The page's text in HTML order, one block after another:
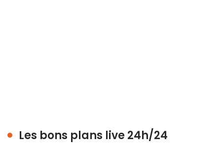
Les bons plans live 24h/24